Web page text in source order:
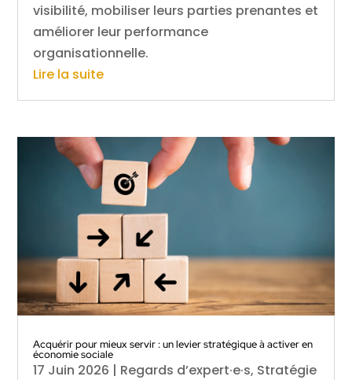
visibilité, mobiliser leurs parties prenantes et
améliorer leur performance
organisationnelle.
Lire la suite
Acquérir pour mieux servir : un levier stratégique à activer en
économie sociale
17 Juin 2026 | Regards d’expert·e·s, Stratégie